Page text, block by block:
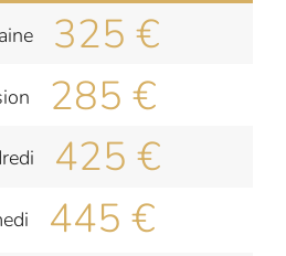
325 €
285 €
425 €
445 €